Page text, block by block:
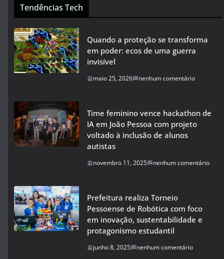
Tendências Tech
Quando a proteção se transforma
em poder: ecos de uma guerra
invisível
maio 25, 2026 nenhum comentário
Time feminino vence hackathon de
IA em João Pessoa com projeto
voltado à inclusão de alunos
autistas
novembro 11, 2025 nenhum comentário
Prefeitura realiza Torneio
Pessoense de Robótica com foco
em inovação, sustentabilidade e
protagonismo estudantil
junho 8, 2025 nenhum comentário